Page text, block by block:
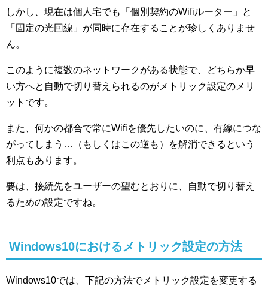
しかし、現在は個人宅でも「個別契約のWifiルーター」と
「固定の光回線」が同時に存在することが珍しくありませ
ん。
このように複数のネットワークがある状態で、どちらか早
い方へと自動で切り替えられるのがメトリック設定のメリ
ットです。
また、何かの都合で常にWifiを優先したいのに、有線につな
がってしまう…（もしくはこの逆も）を解消できるという
利点もあります。
要は、接続先をユーザーの望むとおりに、自動で切り替え
るための設定ですね。
Windows10におけるメトリック設定の方法
Windows10では、下記の方法でメトリック設定を変更する